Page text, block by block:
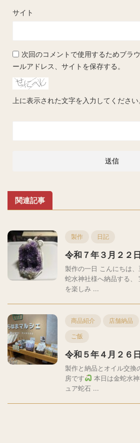
サイト
次回のコメントで使用するためブラ
ールアドレス、サイトを保存する。
上に表示された文字を入力してください
関連記事
製作 日記
令和７年３月２２日
製作の一日 こんにちは
蛇水神社様へ納品する、
を楽しみ ...
商品紹介 店舗納品
ご飯
令和５年４月２６日
製作と納品とオイル交換
房です
本日は金蛇水
ュア蛇石 ...